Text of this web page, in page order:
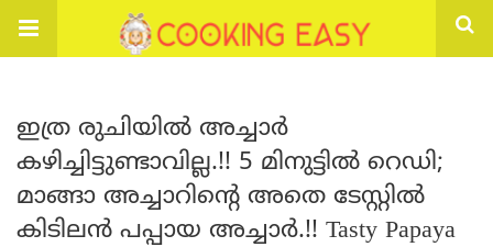
ഇത്ര രുചിയിൽ അച്ചാർ
കഴിച്ചിട്ടുണ്ടാവില്ല.!! 5 മിനുട്ടിൽ റെഡി;
മാങ്ങാ അച്ചാറിന്റെ അതെ ടേസ്റ്റിൽ
കിടിലൻ പപ്പായ അച്ചാർ.!! Tasty Papaya